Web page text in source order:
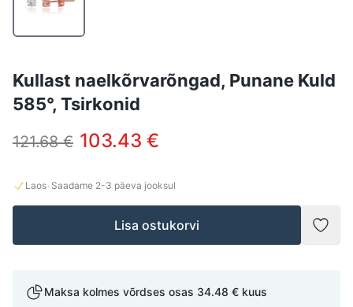
Kullast naelkõrvarõngad, Punane Kuld
585°, Tsirkonid
121.68 € 103.43 €
Laos· Saadame 2-3 päeva jooksul
Lisa ostukorvi
Maksa kolmes võrdses osas 34.48 € kuus